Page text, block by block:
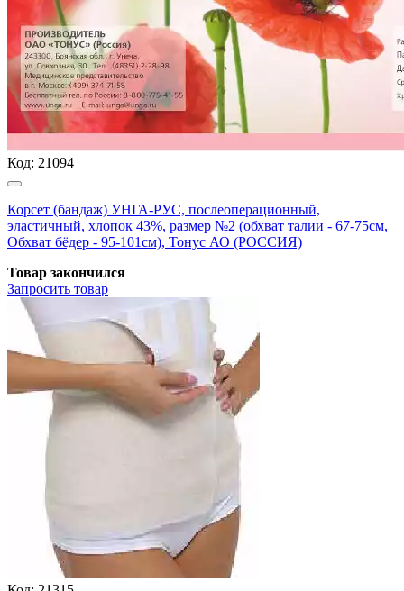
Код: 21094
Корсет (бандаж) УНГА-РУС, послеоперационный,
эластичный, хлопок 43%, размер №2 (обхват талии - 67-75см,
Обхват бёдер - 95-101см), Тонус АО (РОССИЯ)
Товар закончился
Запросить товар